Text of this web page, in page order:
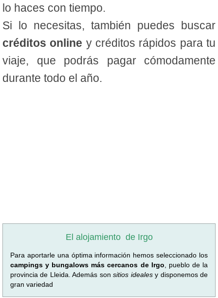
lo haces con tiempo.
Si lo necesitas, también puedes buscar
créditos online y créditos rápidos para tu
viaje, que podrás pagar cómodamente
durante todo el año.
El alojamiento de Irgo
Para aportarle una óptima información hemos seleccionado los
campings y bungalows más cercanos de Irgo , pueblo de la
provincia de Lleida. Además sonsitios idealesy disponemos de
gran variedad